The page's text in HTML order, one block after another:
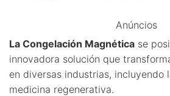
Anúncios
La Congelación Magnética se
innovadora solución que
en diversas industrias, incluyendo
medicina regenerativa.